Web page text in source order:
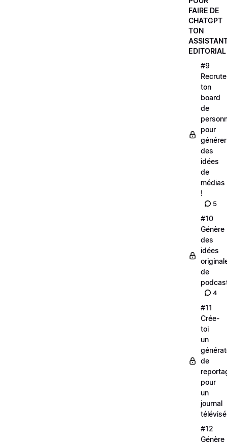
FAIRE DE
CHATGPT
TON
EDITORIAL
#9
Recrute
ton
board
de
pour
générer
des
idées
de
médias
!
5
#10
Génère
des
idées
de
4
#11
Crée-
toi
un
de
pour
un
journal
télévisé
#12
Génère